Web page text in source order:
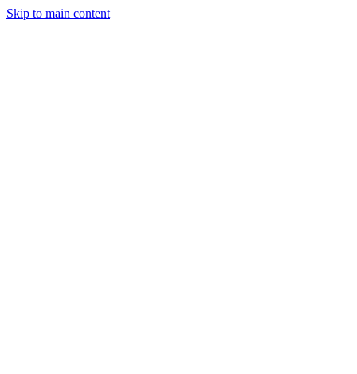
Skip to main content